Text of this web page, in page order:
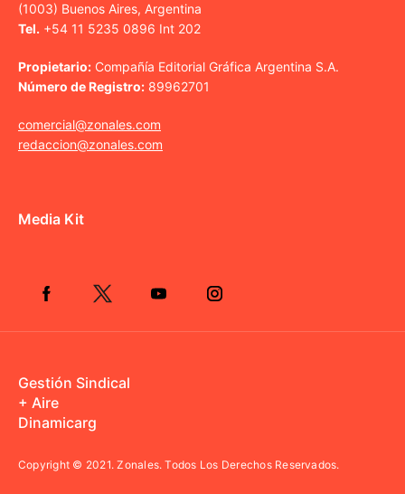
(1003) Buenos Aires, Argentina
Tel. +54 11 5235 0896 Int 202
Propietario: Compañía Editorial Gráfica Argentina S.A.
Número de Registro: 89962701
comercial@zonales.com
redaccion@zonales.com
Media Kit
Gestión Sindical
+ Aire
Dinamicarg
Copyright © 2021.Zonales. Todos Los Derechos Reservados.